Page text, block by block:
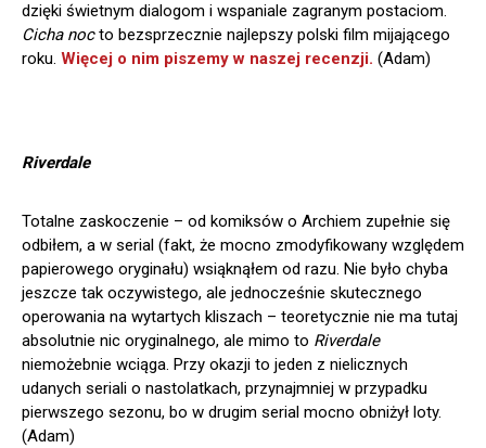
dzięki świetnym dialogom i wspaniale zagranym postaciom.
Cicha nocto bezsprzecznie najlepszy polski film mijającego
roku. Więcej o nim piszemy w naszej recenzji. (Adam)
Riverdale
Totalne zaskoczenie – od komiksów o Archiem zupełnie się
odbiłem, a w serial (fakt, że mocno zmodyfikowany względem
papierowego oryginału) wsiąknąłem od razu. Nie było chyba
jeszcze tak oczywistego, ale jednocześnie skutecznego
operowania na wytartych kliszach – teoretycznie nie ma tutaj
absolutnie nic oryginalnego, ale mimo to Riverdale
niemożebnie wciąga. Przy okazji to jeden z nielicznych
udanych seriali o nastolatkach, przynajmniej w przypadku
pierwszego sezonu, bo w drugim serial mocno obniżył loty.
(Adam)